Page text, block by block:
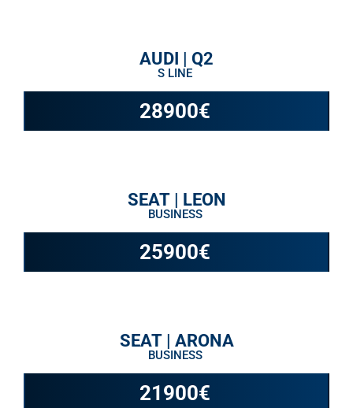
AUDI | Q2
S LINE
28900€
SEAT | LEON
BUSINESS
25900€
SEAT | ARONA
BUSINESS
21900€